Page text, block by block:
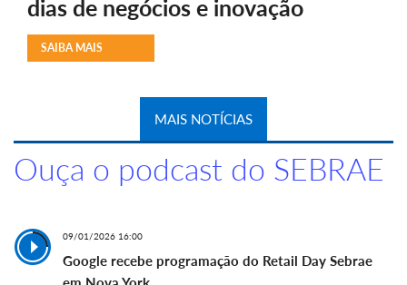
dias de negócios e inovação
SAIBA MAIS
MAIS NOTÍCIAS
Ouça o podcast do SEBRAE
09/01/2026 16:00
Google recebe programação do Retail Day Sebrae